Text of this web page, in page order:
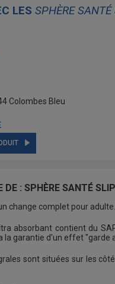
LES SPHÈRE
Colombes Bleu
DE : SPHÈRE SANTÉ
change complet pour adulte.
absorbant contient du
garantie d'un effet "garde
sont situées sur les